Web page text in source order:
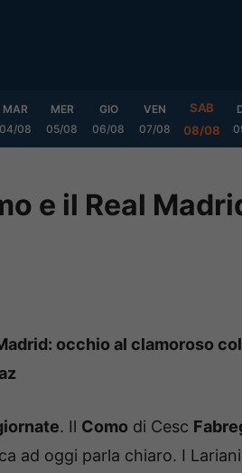
MAR
04/08
MER
05/08
GIO
06/08
VEN
07/08
SAB
08/08
e il Real
occhio al clamoroso
. Il Como di Cesc
ad oggi parla chiaro. I